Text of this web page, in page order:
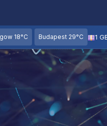
18°C Budapest 29°C 1